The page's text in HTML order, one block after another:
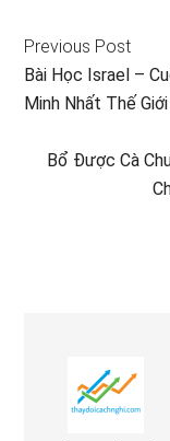
Previous Post
Bài Học Israel –
Minh Nhất Thế
Bổ Được Cà